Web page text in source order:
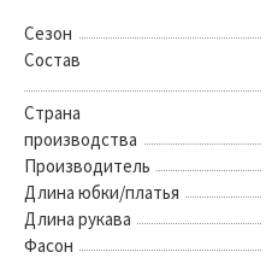
Сезон
Состав
Страна
производства
Производитель
Длина юбки/платья
Длина рукава
Фасон